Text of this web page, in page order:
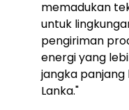
memadukan
untuk
pengiriman
energi yang
jangka panjang
Lanka."